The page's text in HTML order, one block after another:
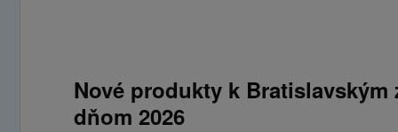
Nové produkty k Bratislavským
dňom 2026